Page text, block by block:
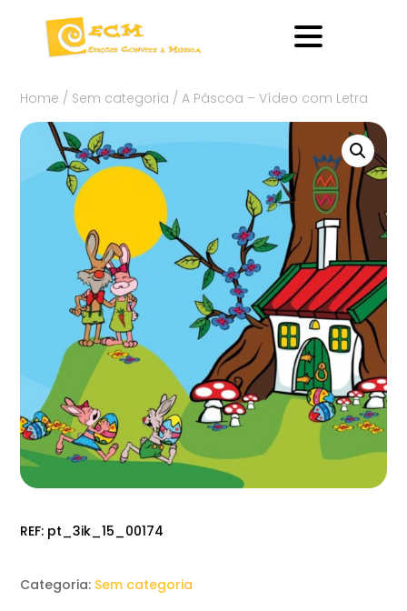
Home / Sem categoria / A Páscoa – Vídeo com Letra
REF: pt_3ik_15_00174
Categoria: Sem categoria